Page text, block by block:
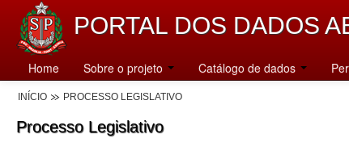
PORTAL DOS DADOS
Home Sobre o projeto Catálogo de dados
INÍCIO PROCESSO LEGISLATIVO
Processo Legislativo